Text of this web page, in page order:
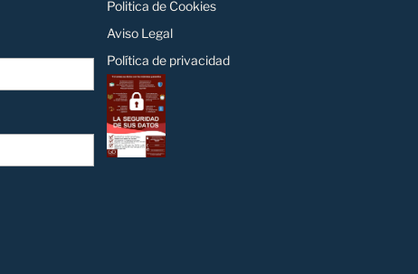
Politica de Cookies
Aviso Legal
Política de privacidad